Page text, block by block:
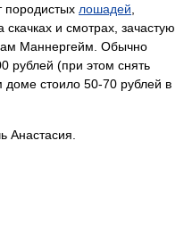
породистых лошадей
и смотрах, зачастую
Маннергейм. Обычно
рублей (при этом снять
доме стоило 50-70 рублей в
Анастасия.